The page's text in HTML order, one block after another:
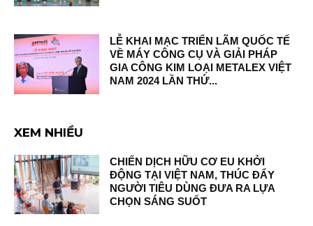
LỄ KHAI MẠC TRIỂN LÃM QUỐC TẾ
VỀ MÁY CÔNG CỤ VÀ GIẢI PHÁP
GIA CÔNG KIM LOẠI METALEX VIỆT
NAM 2024 LẦN THỨ...
XEM NHIỀU
CHIẾN DỊCH HỮU CƠ EU KHỞI
ĐỘNG TẠI VIỆT NAM, THÚC ĐẨY
NGƯỜI TIÊU DÙNG ĐƯA RA LỰA
CHỌN SÁNG SUỐT